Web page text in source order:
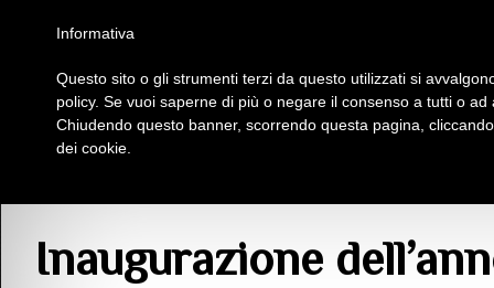
Insieme Per La Cultura
Inaugurazione
Informativa
Questo sito o gli strumenti terzi da questo utilizzati si
policy. Se vuoi saperne di più o negare il consenso a tutti o
Chiudendo questo banner, scorrendo questa pagina,
dei cookie.